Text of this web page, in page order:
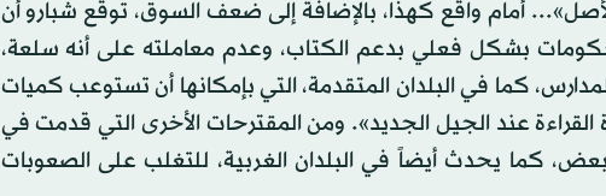
أمام واقع كهذا، بالإضافة إلى ضعف السوق، توقع شبارو أن
بشكل فعلي بدعم الكتاب، وعدم معاملته على أنه سلعة،
كما في البلدان المتقدمة، التي بإمكانها أن تستوعب كميات
عند الجيل الجديد». ومن المقترحات الأخرى التي قدمت في
كما يحدث أيضاً في البلدان الغربية، للتغلب على الصعوبات